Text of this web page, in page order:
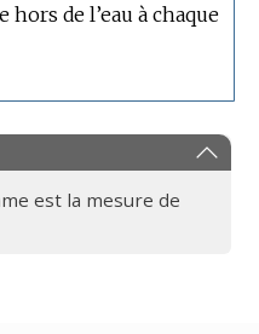
de l’eau à chaque
est la mesure de